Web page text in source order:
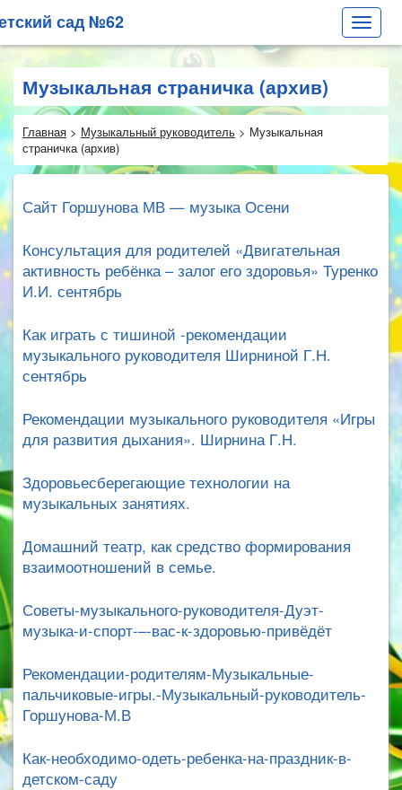
Toggle
сад №62
Музыкальная страничка (архив)
Главная > Музыкальный руководитель > Музыкальная
страничка (архив)
Сайт Горшунова МВ — музыка Осени
Консультация для родителей «Двигательная
активность ребёнка – залог его здоровья» Туренко
И.И. сентябрь
Как играть с тишиной -рекомендации
музыкального руководителя Ширниной Г.Н.
сентябрь
Рекомендации музыкального руководителя «Игры
для развития дыхания». Ширнина Г.Н.
Здоровьесберегающие технологии на
музыкальных занятиях.
Домашний театр, как средство формирования
взаимоотношений в семье.
Советы-музыкального-руководителя-Дуэт-
музыка-и-спорт-–-вас-к-здоровью-привёдёт
Рекомендации-родителям-Музыкальные-
пальчиковые-игры.-Музыкальный-руководитель-
Горшунова-М.В
Как-необходимо-одеть-ребенка-на-праздник-в-
детском-саду